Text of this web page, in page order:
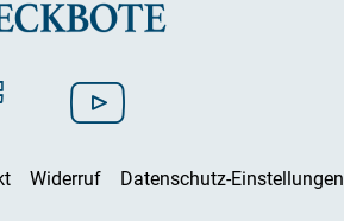
Widerruf Datenschutz-Einstellungen